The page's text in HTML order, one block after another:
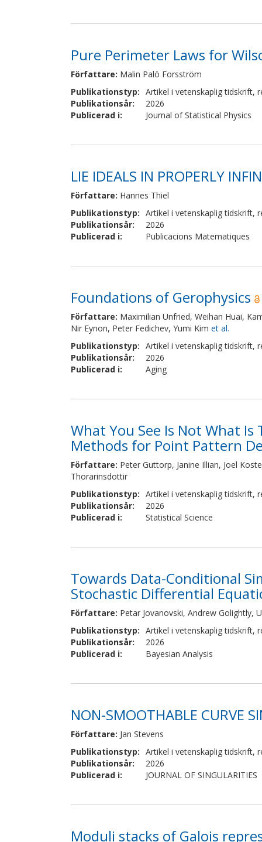
Pure Perimeter Laws for
Författare: Malin Palö Forsström
Publikationstyp: Artikel i vetenskaplig tidskrift,
Publikationsår:
2026
Publicerad i: Journal of Statistical Physics
LIE IDEALS IN PROPERLY
Författare: Hannes Thiel
Publikationstyp: Artikel i vetenskaplig tidskrift,
Publikationsår:
2026
Publicerad i: Publicacions Matematiques
Foundations of Gerophysics
Författare: Maximilian Unfried, Weihan Huai,
Nir Eynon, Peter Fedichev, Yumi Kim et al.
Publikationstyp: Artikel i vetenskaplig tidskrift,
Publikationsår:
2026
Publicerad i: Aging
What You See Is Not What
Methods for Point Pattern
Författare: Peter Guttorp, Janine Illian, Joel
Thorarinsdottir
Publikationstyp: Artikel i vetenskaplig tidskrift,
Publikationsår:
2026
Publicerad i: Statistical Science
Towards Data-Conditional
Stochastic Differential
Författare: Petar Jovanovski, Andrew Golightly,
Publikationstyp: Artikel i vetenskaplig tidskrift,
Publikationsår:
2026
Publicerad i: Bayesian Analysis
NON-SMOOTHABLE CURVE
Författare: Jan Stevens
Publikationstyp: Artikel i vetenskaplig tidskrift,
Publikationsår:
2026
Publicerad i: JOURNAL OF SINGULARITIES
Moduli stacks of Galois